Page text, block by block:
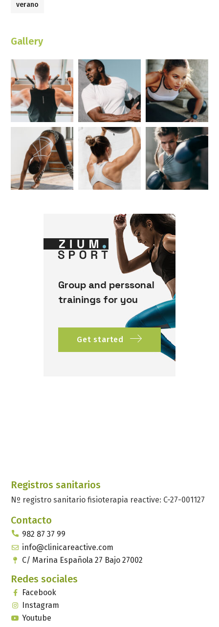
verano
Gallery
Group and perssonal
trainings for you
Get started
Registros sanitarios
Nº registro sanitario fisioterapia reactive: C-27-001127
Contacto
982 87 37 99
info@clinicareactive.com
C/ Marina Española 27 Bajo 27002
Redes sociales
Facebook
Instagram
Youtube